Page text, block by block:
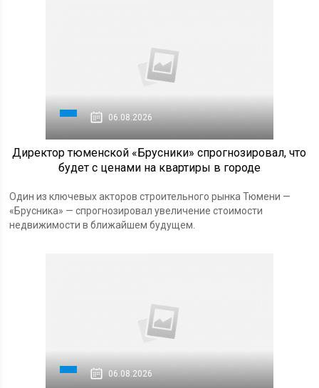
06.08.2026
Директор тюменской «Брусники» спрогнозировал, что
будет с ценами на квартиры в городе
Один из ключевых акторов строительного рынка Тюмени —
«Брусника» — спрогнозировал увеличение стоимости
недвижимости в ближайшем будущем.
06.08.2026